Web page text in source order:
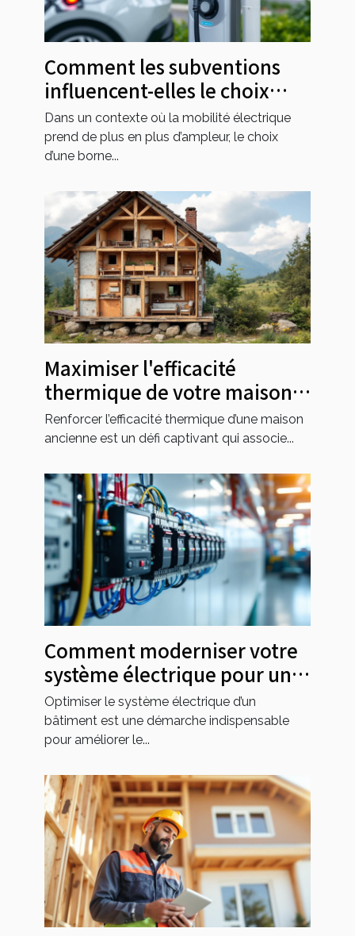
Comment les subventions
influencent-elles le choix
d'une borne de recharge ?
Dans un contexte où la mobilité électrique
prend de plus en plus d’ampleur, le choix
d’une borne...
Maximiser l'efficacité
thermique de votre maison
ancienne
Renforcer l’efficacité thermique d’une maison
ancienne est un défi captivant qui associe...
Comment moderniser votre
système électrique pour une
efficacité maximale ?
Optimiser le système électrique d’un
bâtiment est une démarche indispensable
pour améliorer le...